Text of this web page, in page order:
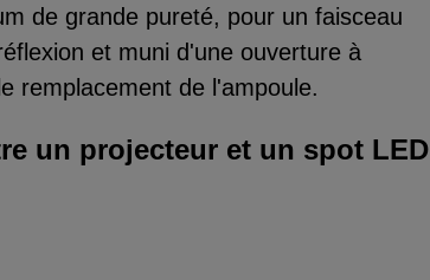
de grande pureté, pour un faisceau
et muni d'une ouverture à
remplacement de l'ampoule.
un projecteur et un spot LED